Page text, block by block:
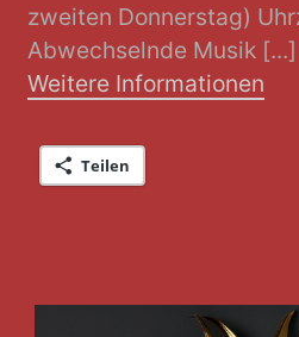
zweiten Donnerstag)
Abwechselnde Musik [...]
Weitere Informationen
Teilen